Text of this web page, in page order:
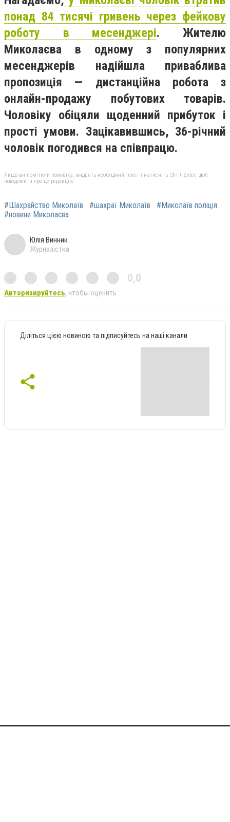
понад 84 тисячі гривень через фейкову
роботу в месенджері. Жителю
Миколаєва в одному з популярних
месенджерів надійшла приваблива
пропозиція — дистанційна робота з
онлайн-продажу побутових товарів.
Чоловіку обіцяли щоденний прибуток і
прості умови. Зацікавившись, 36-річний
чоловік погодився на співпрацю.
Якщо ви помітили помилку, виділіть необхідний текст і натисніть Ctrl + Enter, щоб
повідомити про це редакцію
#Шахрайство Миколаїв #шахраї Миколаїв
#Миколаїв поліція
#новини Миколаєва
Юлія Винник
Журналістка
0,0
Авторизируйтесь, чтобы оценить
Діліться цією новиною та підписуйтесь на наші канали